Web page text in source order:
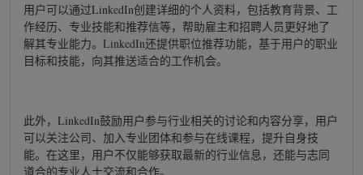
用户可以通过LinkedIn创建详细的个人资料，包括教育背景、工
作经历、专业技能和推荐信等，帮助雇主和招聘人员更好地了
解其专业能力。LinkedIn还提供职位推荐功能，基于用户的职业
目标和技能，向其推送适合的工作机会。
此外，LinkedIn鼓励用户参与行业相关的讨论和内容分享，用户
可以关注公司、加入专业团体和参与在线课程，提升自身技
能。在这里，用户不仅能够获取最新的行业信息，还能与志同
道合的专业人士交流和合作。